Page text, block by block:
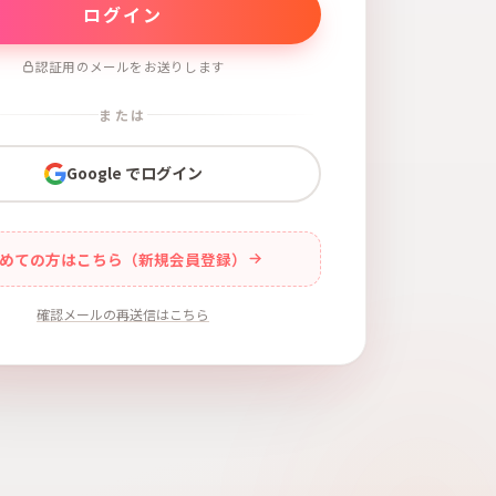
認証用のメールをお送りします
または
Google でログイン
ての方はこちら（新規会員登録）
確認メールの再送信はこちら